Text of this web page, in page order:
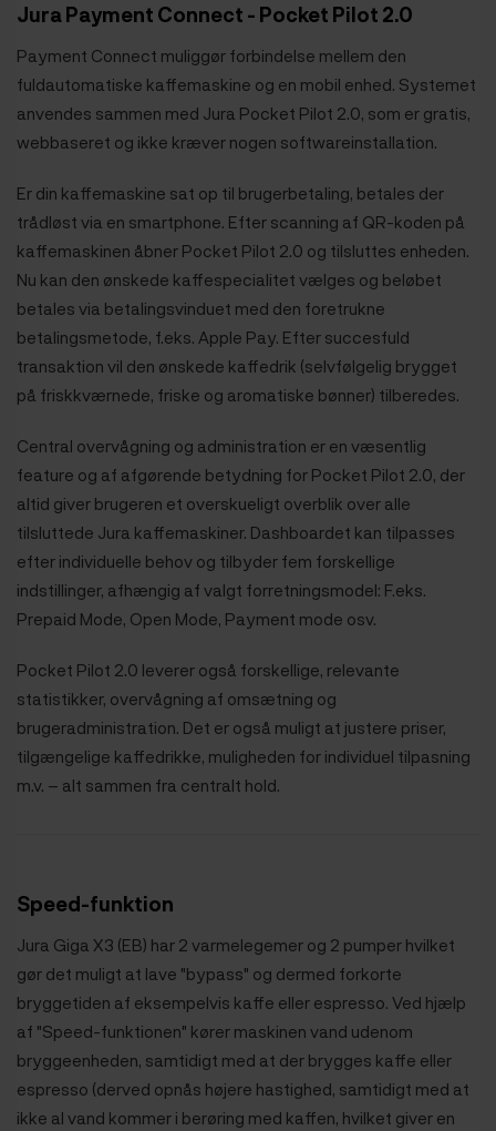
Jura Payment Connect - Pocket Pilot 2.0
Payment Connect muliggør forbindelse mellem den
fuldautomatiske kaffemaskine og en mobil enhed. Systemet
anvendes sammen med Jura Pocket Pilot 2.0, som er gratis,
webbaseret og ikke kræver nogen softwareinstallation.
Er din kaffemaskine sat op til brugerbetaling, betales der
trådløst via en smartphone. Efter scanning af QR-koden på
kaffemaskinen åbner Pocket Pilot 2.0 og tilsluttes enheden.
Nu kan den ønskede kaffespecialitet vælges og beløbet
betales via betalingsvinduet med den foretrukne
betalingsmetode, f.eks. Apple Pay. Efter succesfuld
transaktion vil den ønskede kaffedrik (selvfølgelig brygget
på friskkværnede, friske og aromatiske bønner) tilberedes.
Central overvågning og administration er en væsentlig
feature og af afgørende betydning for Pocket Pilot 2.0, der
altid giver brugeren et overskueligt overblik over alle
tilsluttede Jura kaffemaskiner. Dashboardet kan tilpasses
efter individuelle behov og tilbyder fem forskellige
indstillinger, afhængig af valgt forretningsmodel: F.eks.
Prepaid Mode, Open Mode, Payment mode osv.
Pocket Pilot 2.0 leverer også forskellige, relevante
statistikker, overvågning af omsætning og
brugeradministration. Det er også muligt at justere priser,
tilgængelige kaffedrikke, muligheden for individuel tilpasning
m.v. – alt sammen fra centralt hold.
Speed-funktion
Jura Giga X3 (EB) har 2 varmelegemer og 2 pumper hvilket
gør det muligt at lave "bypass" og dermed forkorte
bryggetiden af eksempelvis kaffe eller espresso. Ved hjælp
af "Speed-funktionen" kører maskinen vand udenom
bryggeenheden, samtidigt med at der brygges kaffe eller
espresso (derved opnås højere hastighed, samtidigt med at
ikke al vand kommer i berøring med kaffen, hvilket giver en